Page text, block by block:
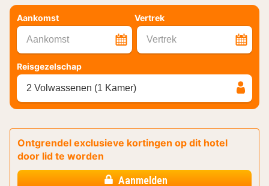
Aankomst Vertrek
Aankomst Vertrek
Reisgezelschap
2 Volwassenen (1 Kamer)
Ontgrendel exclusieve kortingen op dit hotel
door lid te worden
Aanmelden